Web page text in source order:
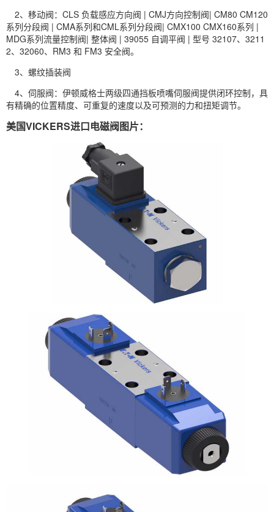
2、移动阀：CLS 负载感应方向阀 | CMJ方向控制阀| CM80 CM120
系列分段阀 | CMA系列和CML系列分段阀| CMX100 CMX160系列 |
MDG系列流量控制阀| 整体阀 | 39055 自调平阀 | 型号 32107、3211
2、32060、RM3 和 FM3 安全阀。
3、螺纹插装阀
4、 伺服阀：伊顿威格士两级四通挡板喷嘴伺服阀提供闭环控制，具
有精确的位置精度、可重复的速度以及可预测的力和扭矩调节。
美国VICKERS进口电磁阀图片：